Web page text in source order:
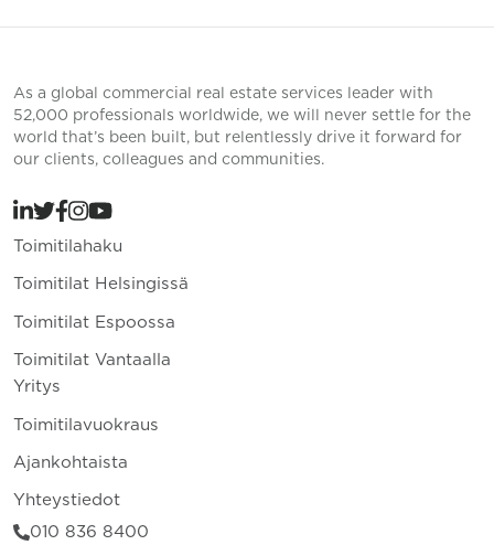
As a global commercial real estate services leader with
52,000 professionals worldwide, we will never settle for the
world that’s been built, but relentlessly drive it forward for
our clients, colleagues and communities.
Toimitilahaku
Toimitilat Helsingissä
Toimitilat Espoossa
Toimitilat Vantaalla
Yritys
Toimitilavuokraus
Ajankohtaista
Yhteystiedot
010 836 8400